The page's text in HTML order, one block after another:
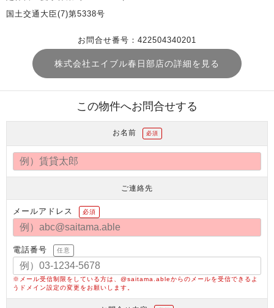
国土交通大臣(7)第5338号
お問合せ番号：422504340201
株式会社エイブル春日部店の詳細を見る
この物件へお問合せする
お名前 必須
ご連絡先
メールアドレス 必須
電話番号 任意
※メール受信制限をしている方は、@saitama.ableからのメールを受信できるよ
うドメイン設定の変更をお願いします。